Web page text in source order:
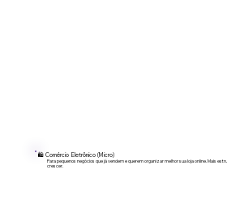
🛍️ Comércio Eletrônico (Micro)
Para pequenos negócios que já vendem e querem organizar melhor sua loja online. Mais
crescer.